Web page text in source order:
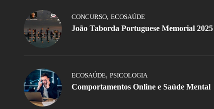
CONCURSO, ECOSAÚDE
João Taborda Portuguese Memorial 2025
ECOSAÚDE, PSICOLOGIA
Comportamentos Online e Saúde Mental